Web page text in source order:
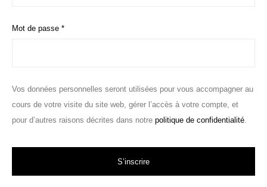
Mot de passe *Obligatoire
Vos données personnelles seront utilisées pour vous accompagner au
cours de votre visite du site web, gérer l’accès à votre compte, et
pour d’autres raisons décrites dans notre politique de confidentialité.
S’inscrire